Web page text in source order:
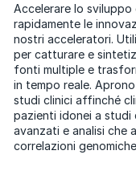
Accelerare lo
rapidamente le
nostri acceleratori.
per catturare e
fonti multiple e
in tempo reale.
studi clinici affinché
pazienti idonei a studi
avanzati e analisi che
correlazioni